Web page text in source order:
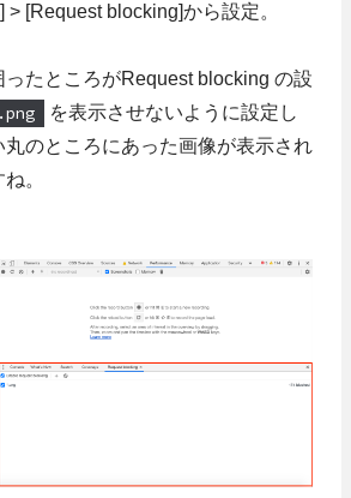
> [Request blocking]から設定。
たところがRequest blocking の設
.png
を表示させないように設定し
丸のところにあった画像が表示され
。